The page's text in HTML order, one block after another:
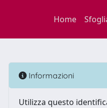
Home
Informazioni
Utilizza questo